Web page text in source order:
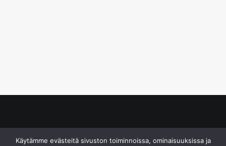
Käytämme evästeitä sivuston toiminnoissa, ominaisuuksissa ja